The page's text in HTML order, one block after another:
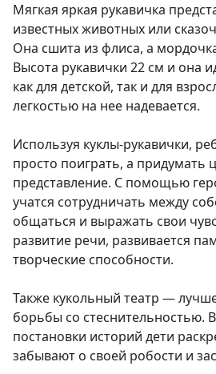
Мягкая яркая рукавичка
известных животных или
Она сшита из флиса, а
Высота рукавички 22 см и она
как для детской, так и для
легкостью на нее надевается.
Используя куклы-рукавички,
просто поиграть, а придумать
представление. С помощью
учатся сотрудничать между
общаться и выражать свои
развитие речи, развивается
творческие способности.
Также кукольный театр —
борьбы со стеснительностью.
постановки историй дети
забывают о своей робости и